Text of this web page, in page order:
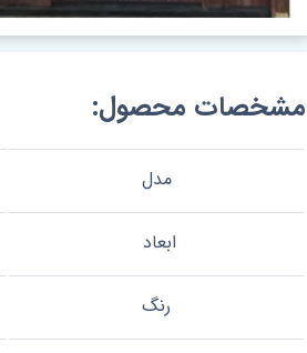
مشخصات محصول:
مدل
ابعاد
رنگ